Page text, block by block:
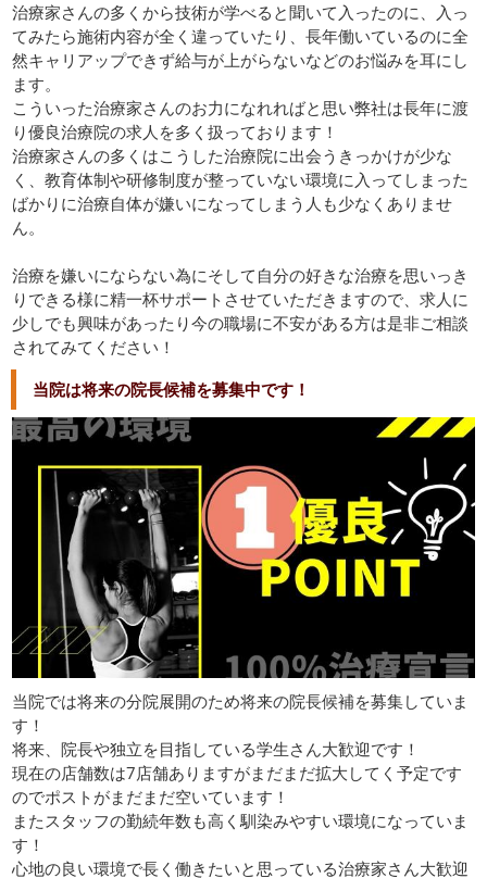
治療家さんの多くから技術が学べると聞いて入ったのに、入っ
てみたら施術内容が全く違っていたり、長年働いているのに全
然キャリアップできず給与が上がらないなどのお悩みを耳にし
ます。
こういった治療家さんのお力になれればと思い弊社は長年に渡
り優良治療院の求人を多く扱っております！
治療家さんの多くはこうした治療院に出会うきっかけが少な
く、教育体制や研修制度が整っていない環境に入ってしまった
ばかりに治療自体が嫌いになってしまう人も少なくありませ
ん。
治療を嫌いにならない為にそして自分の好きな治療を思いっき
りできる様に精一杯サポートさせていただきますので、求人に
少しでも興味があったり今の職場に不安がある方は是非ご相談
されてみてください！
当院は将来の院長候補を募集中です！
当院では将来の分院展開のため将来の院長候補を募集していま
す！
将来、院長や独立を目指している学生さん大歓迎です！
現在の店舗数は7店舗ありますがまだまだ拡大してく予定です
のでポストがまだまだ空いています！
またスタッフの勤続年数も高く馴染みやすい環境になっていま
す！
心地の良い環境で長く働きたいと思っている治療家さん大歓迎